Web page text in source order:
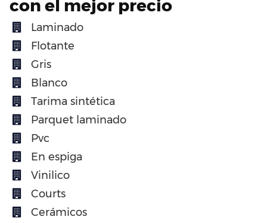
con el mejor precio
Laminado
Flotante
Gris
Blanco
Tarima sintética
Parquet laminado
Pvc
En espiga
Vinilico
Courts
Cerámicos